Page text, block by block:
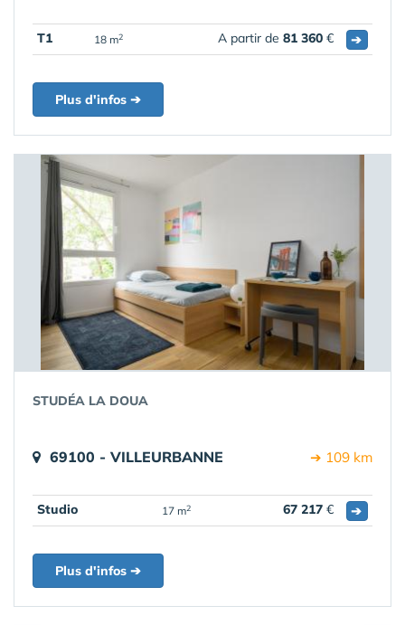
T1 18 m2 A partir de 81 360 € ➔
Plus d'infos ➔
STUDÉA LA DOUA
69100 - VILLEURBANNE ➔ 109 km
Studio 17 m2 67 217 € ➔
Plus d'infos ➔